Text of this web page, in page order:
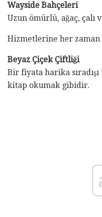
Wayside Bahçeleri
Uzun ömürlü, ağaç, çalı
Hizmetlerine her
Beyaz Çiçek Çiftliği
Bir fiyata harika
kitap okumak gibidir.